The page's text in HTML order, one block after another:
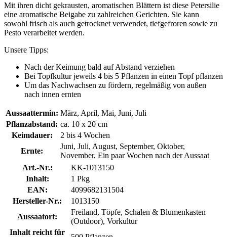
Mit ihren dicht gekrausten, aromatischen Blättern ist diese Petersilie
eine aromatische Beigabe zu zahlreichen Gerichten. Sie kann
sowohl frisch als auch getrocknet verwendet, tiefgefroren sowie zu
Pesto verarbeitet werden.
Unsere Tipps:
Nach der Keimung bald auf Abstand verziehen
Bei Topfkultur jeweils 4 bis 5 Pflanzen in einen Topf pflanzen
Um das Nachwachsen zu fördern, regelmäßig von außen
nach innen ernten
Aussaattermin: März, April, Mai, Juni, Juli
Pflanzabstand: ca. 10 x 20 cm
Keimdauer:
2 bis 4 Wochen
Ernte:
Juni, Juli, August, September, Oktober,
November, Ein paar Wochen nach der Aussaat
Art.-Nr.:
KK-1013150
Inhalt:
1 Pkg
EAN:
4099682131504
Hersteller-Nr.:
1013150
Aussaatort:
Freiland, Töpfe, Schalen & Blumenkasten
(Outdoor), Vorkultur
Inhalt reicht für